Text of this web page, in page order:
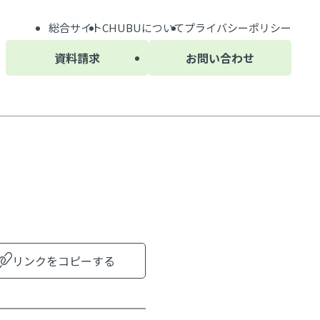
資料請求 お問い合わせ
総合サイトCHUBUについてプライバシーポリシー
リンクをコピーする